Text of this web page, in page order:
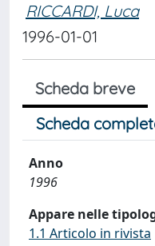
RICCARDI, Luca
1996-01-01
Scheda breve
Scheda
Anno
1996
Appare nelle
1.1 Articolo in rivista